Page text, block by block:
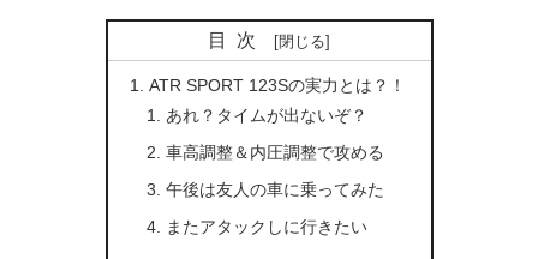
目次
ATR SPORT 123Sの実力とは？！
あれ？タイムが出ないぞ？
車高調整＆内圧調整で攻める
午後は友人の車に乗ってみた
またアタックしに行きたい